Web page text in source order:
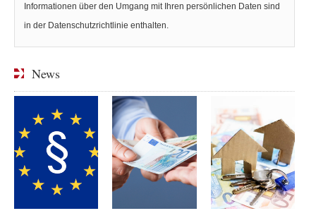
Informationen über den Umgang mit Ihren persönlichen Daten sind
in der Datenschutzrichtlinie enthalten.
News